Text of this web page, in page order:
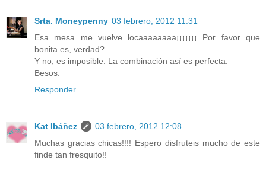
Srta. Moneypenny 03 febrero, 2012 11:31
Esa mesa me vuelve locaaaaaaaa¡¡¡¡¡¡¡ Por favor que
bonita es, verdad?
Y no, es imposible. La combinación así es perfecta.
Besos.
Responder
Kat Ibáñez
03 febrero, 2012 12:08
Muchas gracias chicas!!!! Espero disfruteis mucho de este
finde tan fresquito!!